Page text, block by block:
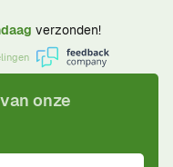
verzonden!
onze